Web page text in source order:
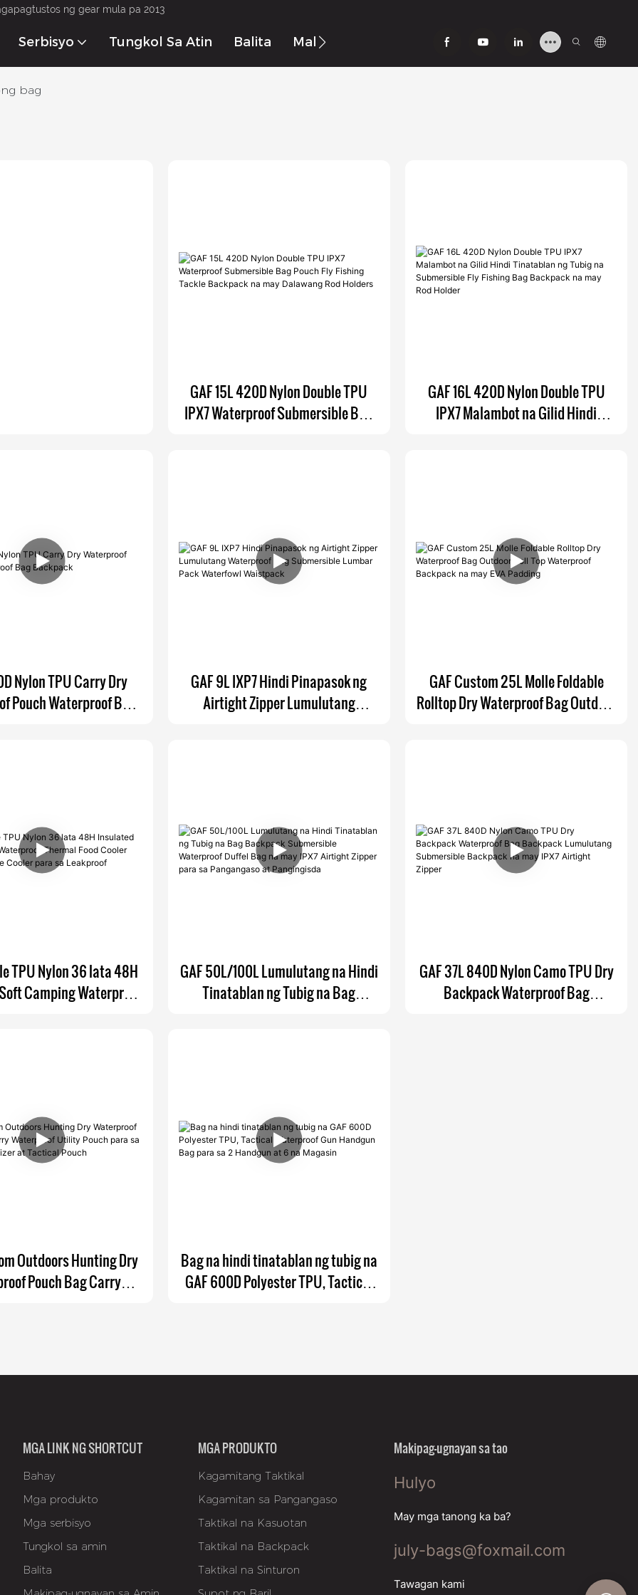
ng gear mula pa 2013
Serbisyo Tungkol Sa Atin Balita Makipag-Ugnay Sa Aming
bag
GAF 15L 420D Nylon Double TPU
IPX7 Waterproof Submersible Bag
GAF 16L 420D Nylon Double TPU
IPX7 Malambot na Gilid Hindi
Nylon TPU Carry Dry
Pouch Waterproof Bag
GAF 9L IXP7 Hindi Pinapasok ng
Airtight Zipper Lumulutang
GAF Custom 25L Molle Foldable
Rolltop Dry Waterproof Bag Outdoor
TPU Nylon 36 lata 48H
Camping Waterproof
GAF 50L/100L Lumulutang na Hindi
Tinatablan ng Tubig na Bag
GAF 37L 840D Nylon Camo TPU Dry
Backpack Waterproof Bag
Outdoors Hunting Dry
Pouch Bag Carry
Bag na hindi tinatablan ng tubig na
GAF 600D Polyester TPU, Tactical
MGA LINK NG SHORTCUT
Bahay
Mga produkto
Mga serbisyo
Tungkol sa amin
Balita
MGA PRODUKTO
Kagamitang Taktikal
Kagamitan sa Pangangaso
Taktikal na Kasuotan
Taktikal na Backpack
Taktikal na Sinturon
Makipag-ugnayan sa tao
Hulyo
May mga tanong ka ba?
july-bags@foxmail.com
Tawagan kami